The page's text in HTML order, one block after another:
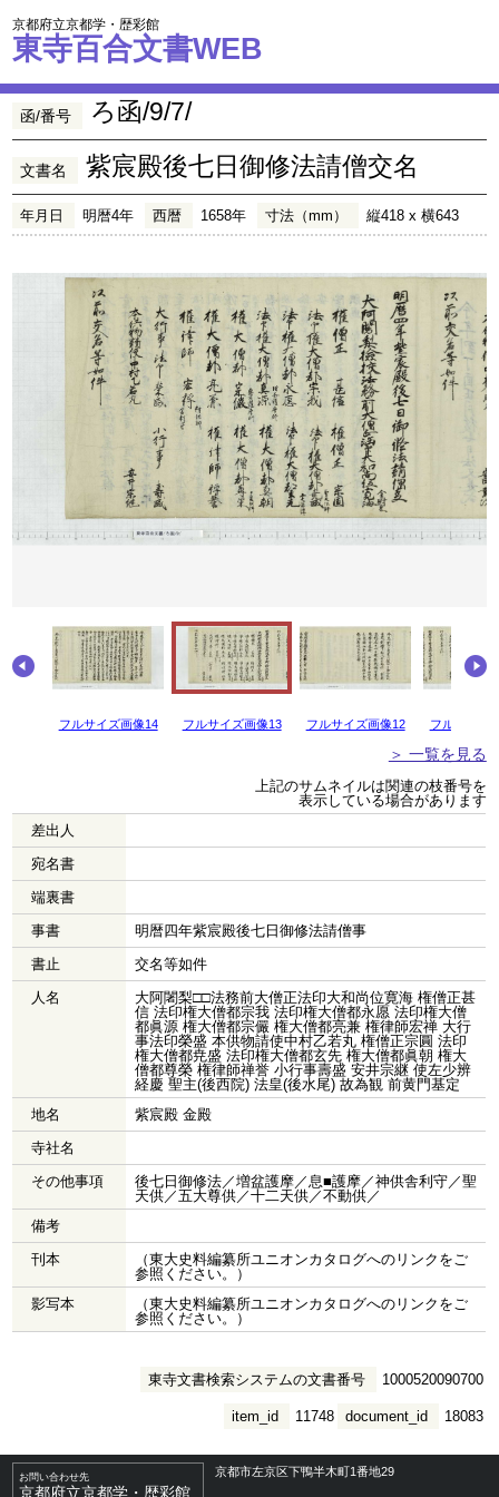
京都府立京都学・歴彩館
東寺百合文書WEB
函/番号 ろ函/9/7/
文書名 紫宸殿後七日御修法請僧交名
年月日 明暦4年 西暦 1658年 寸法（mm） 縦418 x 横643
フルサイズ画像14 フルサイズ画像13 フルサイズ画像12 フルサイズ
＞ 一覧を見る
上記のサムネイルは関連の枝番号を
表示している場合があります
差出人
宛名書
端裏書
事書
明暦四年紫宸殿後七日御修法請僧事
書止
交名等如件
人名
大阿闍梨□□法務前大僧正法印大和尚位寛海 権僧正甚
信 法印権大僧都宗我 法印権大僧都永愿 法印権大僧
都眞源 権大僧都宗儼 権大僧都亮兼 権律師宏禅 大行
事法印榮盛 本供物請使中村乙若丸 権僧正宗圓 法印
権大僧都尭盛 法印権大僧都玄先 権大僧都眞朝 権大
僧都尊榮 権律師禅誉 小行事壽盛 安井宗継 使左少辨
経慶 聖主(後西院) 法皇(後水尾) 故為観 前黄門基定
地名
紫宸殿 金殿
寺社名
その他事項
後七日御修法／増盆護摩／息■護摩／神供舎利守／聖
天供／五大尊供／十二天供／不動供／
備考
刊本
（東大史料編纂所ユニオンカタログへのリンクをご
参照ください。）
影写本
（東大史料編纂所ユニオンカタログへのリンクをご
参照ください。）
東寺文書検索システムの文書番号 1000520090700
document_id 18083
item_id 11748
お問い合わせ先
京都府立京都学・歴彩館
京都市左京区下鴨半木町1番地29